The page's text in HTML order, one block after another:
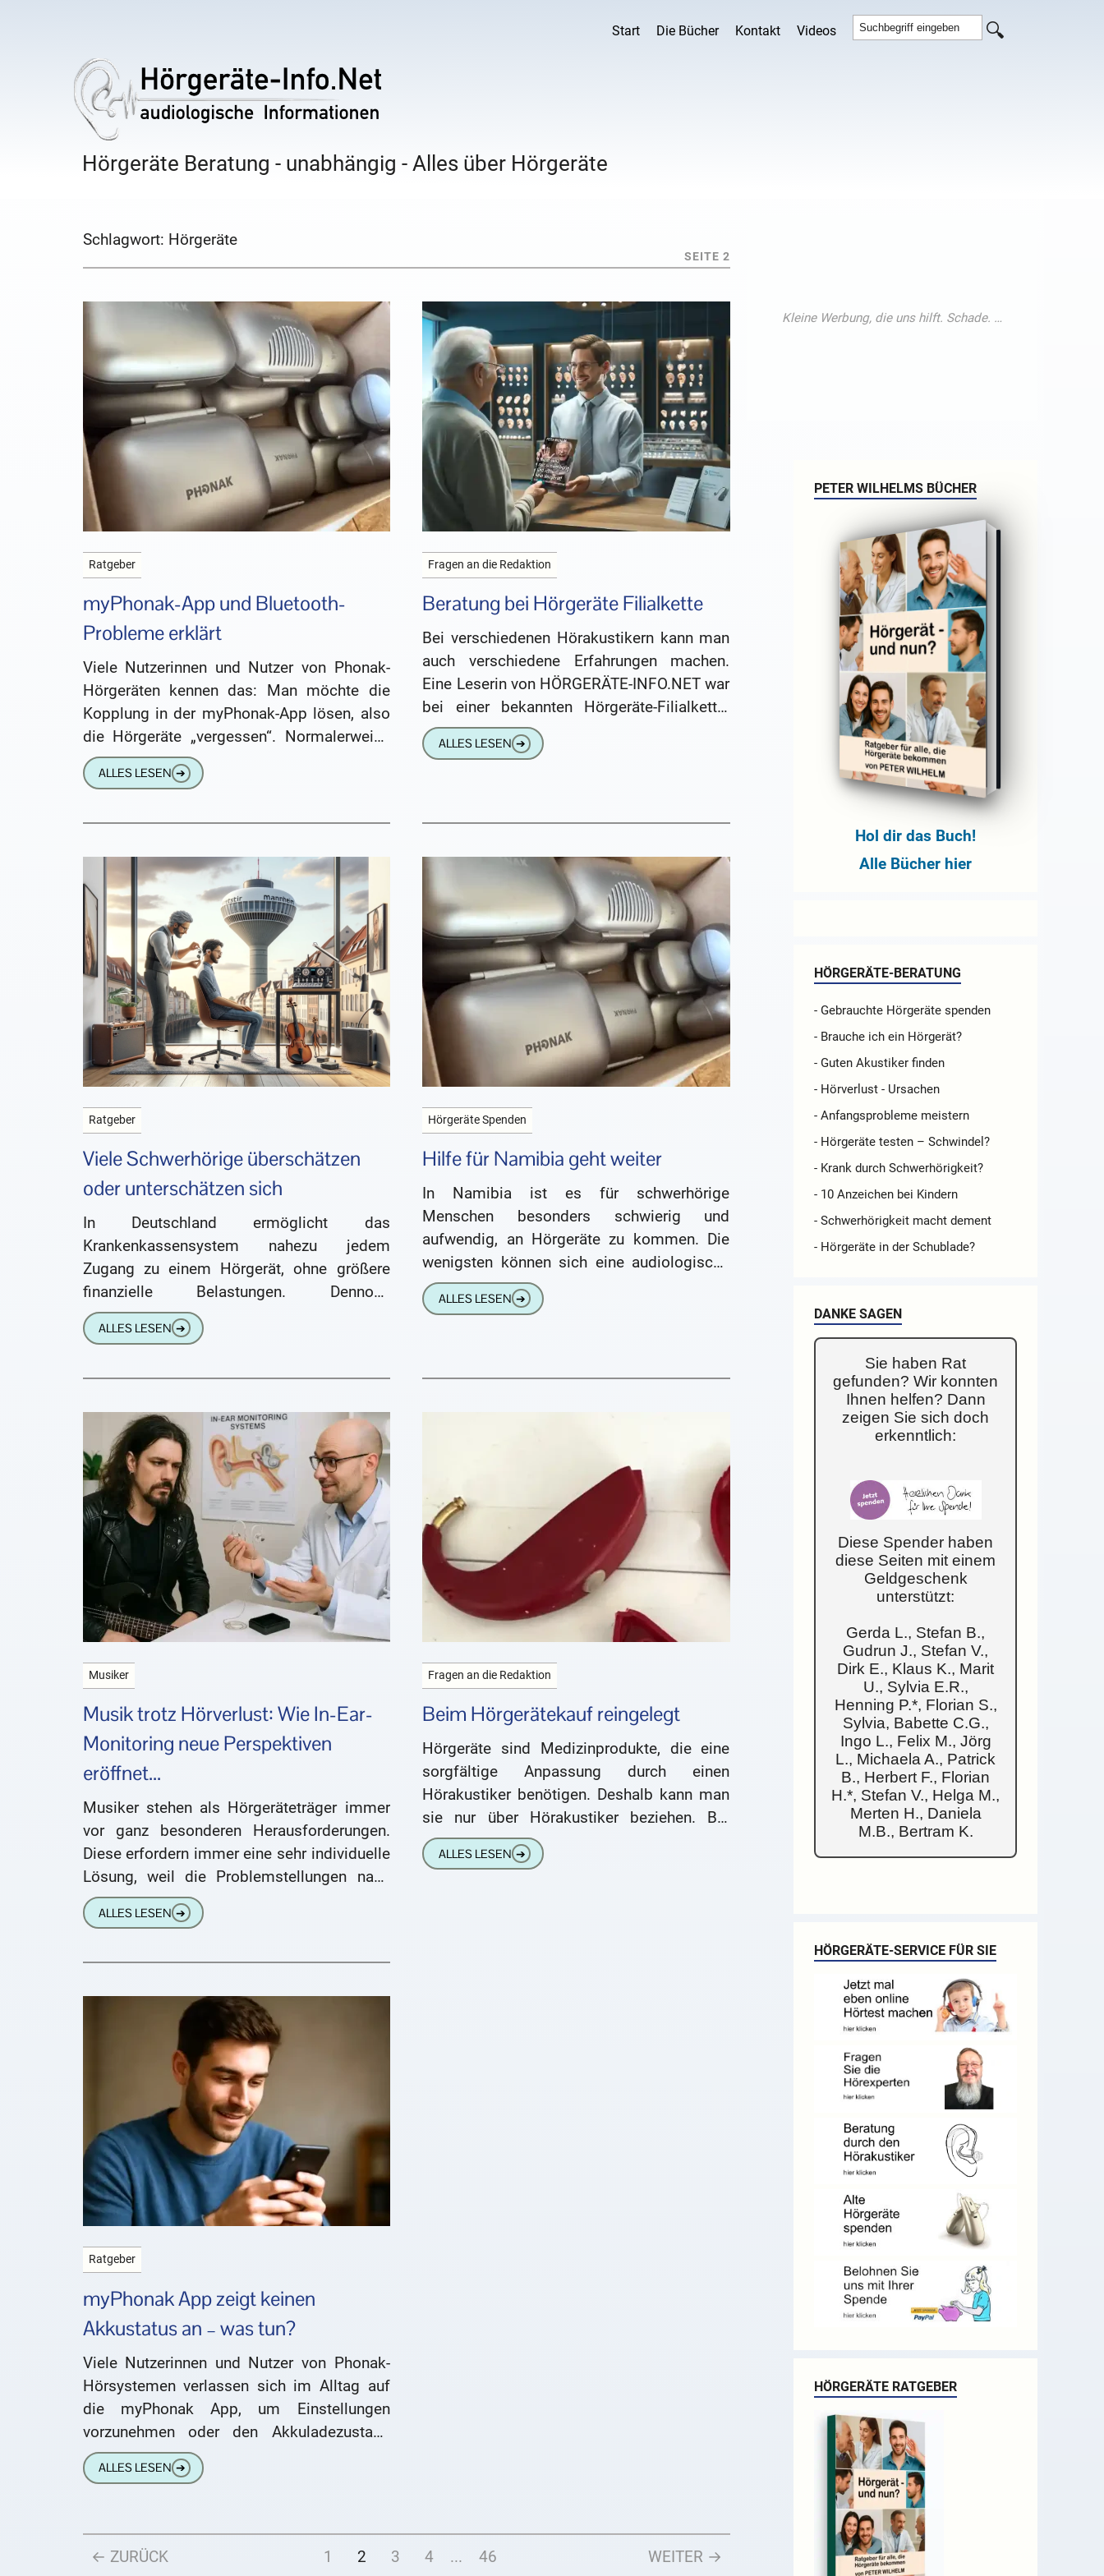
Start Die Bücher Kontakt Videos
Hörgeräte Beratung - unabhängig - Alles über Hörgeräte
Schlagwort: Hörgeräte
SEITE 2
Ratgeber
myPhonak-App und Bluetooth-
Probleme erklärt
Viele Nutzerinnen und Nutzer von Phonak-
Hörgeräten kennen das: Man möchte die
Kopplung in der myPhonak-App lösen, also
die Hörgeräte „vergessen“. Normalerweise
geht das mit wenigen Klicks. Doch
manchmal passiert –
ALLES LESEN ➔
Fragen an die Redaktion
Beratung bei Hörgeräte Filialkette
Bei verschiedenen Hörakustikern kann man
auch verschiedene Erfahrungen machen.
Eine Leserin von HÖRGERÄTE-INFO.NET war
bei einer bekannten Hörgeräte-Filialkette.
Sie hat dazu einige Fragen: Ich habe vom
HNO-Arzt eine Verordnung für
ALLES LESEN ➔
Ratgeber
Viele Schwerhörige überschätzen
oder unterschätzen sich
In Deutschland ermöglicht das
Krankenkassensystem nahezu jedem
Zugang zu einem Hörgerät, ohne größere
finanzielle Belastungen. Dennoch
entscheidet sich weniger als die Hälfte der
Menschen mit Hörverlust für eine
ALLES LESEN ➔
Hörgeräte Spenden
Hilfe für Namibia geht weiter
In Namibia ist es für schwerhörige
Menschen besonders schwierig und
aufwendig, an Hörgeräte zu kommen. Die
wenigsten können sich eine audiologische
Versorgung leisten. Aus diesem Grund
haben wir vor Jahren
ALLES LESEN ➔
Musiker
Musik trotz Hörverlust: Wie In-Ear-
Monitoring neue Perspektiven
eröffnet...
Musiker stehen als Hörgeräteträger immer
vor ganz besonderen Herausforderungen.
Diese erfordern immer eine sehr individuelle
Lösung, weil die Problemstellungen nach
meiner Erfahrung stets sehr unterschiedlich
sind. Sehr geehrte Redaktion von
ALLES LESEN ➔
Fragen an die Redaktion
Beim Hörgerätekauf reingelegt
Hörgeräte sind Medizinprodukte, die eine
sorgfältige Anpassung durch einen
Hörakustiker benötigen. Deshalb kann man
sie nur über Hörakustiker beziehen. Bei
einem schwer zu überblickenden Angebot
ist es auch notwendig, dass
ALLES LESEN ➔
Ratgeber
myPhonak App zeigt keinen
Akkustatus an – was tun?
Viele Nutzerinnen und Nutzer von Phonak-
Hörsystemen verlassen sich im Alltag auf
die myPhonak App, um Einstellungen
vorzunehmen oder den Akkuladezustand
ihrer Hörgeräte bequem am Smartphone
abzulesen. Doch was tun, wenn
ALLES LESEN ➔
← ZURÜCK 1 2 3 4 ... 46
WEITER →
PETER WILHELMS BÜCHER
Hol dir das Buch!
Alle Bücher hier
HÖRGERÄTE-BERATUNG
- Gebrauchte Hörgeräte spenden
- Brauche ich ein Hörgerät?
- Guten Akustiker finden
- Hörverlust - Ursachen
- Anfangsprobleme meistern
- Hörgeräte testen – Schwindel?
- Krank durch Schwerhörigkeit?
- 10 Anzeichen bei Kindern
- Schwerhörigkeit macht dement
- Hörgeräte in der Schublade?
DANKE SAGEN
Sie haben Rat
gefunden? Wir konnten
Ihnen helfen? Dann
zeigen Sie sich doch
erkenntlich:
Diese Spender haben
diese Seiten mit einem
Geldgeschenk
unterstützt:
Gerda L., Stefan B.,
Gudrun J., Stefan V.,
Dirk E., Klaus K., Marit
U., Sylvia E.R.,
Henning P.*, Florian S.,
Sylvia, Babette C.G.,
Ingo L., Felix M., Jörg
L., Michaela A., Patrick
B., Herbert F., Florian
H.*, Stefan V., Helga M.,
Merten H., Daniela
M.B., Bertram K.
HÖRGERÄTE-SERVICE FÜR SIE
HÖRGERÄTE RATGEBER